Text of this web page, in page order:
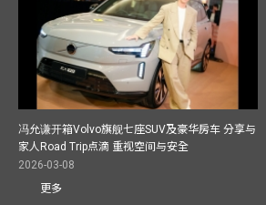
冯允谦开箱Volvo旗舰七座SUV及豪华房车 分享与
家人Road Trip点滴 重视空间与安全
2026-03-08
更多